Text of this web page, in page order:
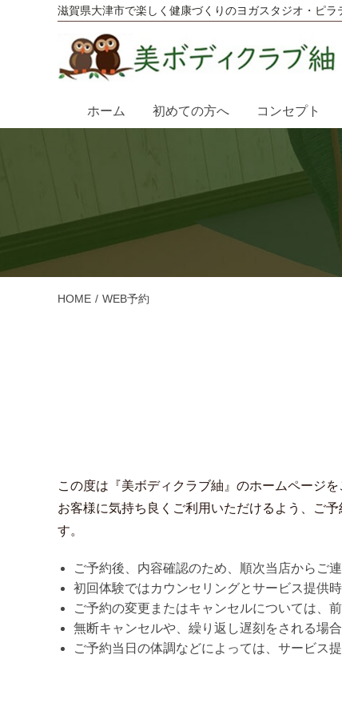
滋賀県大津市で楽しく健康づくりのヨガスタジオ・ピ
ホーム 初めての方へ コンセプト
HOME WEB予約
この度は『美ボディクラブ紬』のホームページ
お客様に気持ち良くご利用いただけるよう、ご
す。
ご予約後、内容確認のため、順次当店からご
初回体験ではカウンセリングとサービス提供
ご予約の変更またはキャンセルについては、
無断キャンセルや、繰り返し遅刻をされる場
ご予約当日の体調などによっては、サービス